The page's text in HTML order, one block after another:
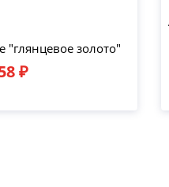
"глянцевое золото"
₽